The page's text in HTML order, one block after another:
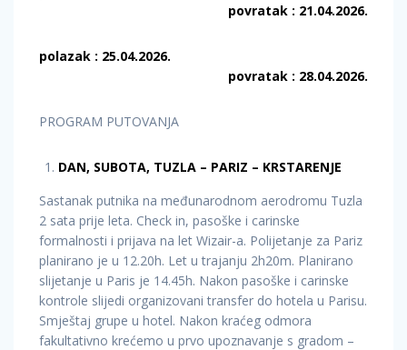
povratak : 21.04.2026.
polazak : 25.04.2026.
povratak : 28.04.2026.
PROGRAM PUTOVANJA
DAN, SUBOTA, TUZLA – PARIZ – KRSTARENJE
Sastanak putnika na međunarodnom aerodromu Tuzla
2 sata prije leta. Check in, pasoške i carinske
formalnosti i prijava na let Wizair-a. Polijetanje za Pariz
planirano je u 12.20h. Let u trajanju 2h20m. Planirano
slijetanje u Paris je 14.45h. Nakon pasoške i carinske
kontrole slijedi organizovani transfer do hotela u Parisu.
Smještaj grupe u hotel. Nakon kraćeg odmora
fakultativno krećemo u prvo upoznavanje s gradom –